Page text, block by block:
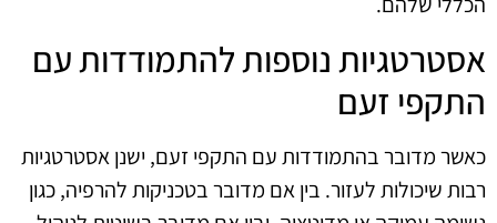
אסטרטגיות נוספות להתמודדות עם
התקפי זעם
כאשר מדובר בהתמודדות עם התקפי זעם, ישנן אסטרטגיות
רבות שיכולות לעזור. בין אם מדובר בטכניקות להרפיה, כגון